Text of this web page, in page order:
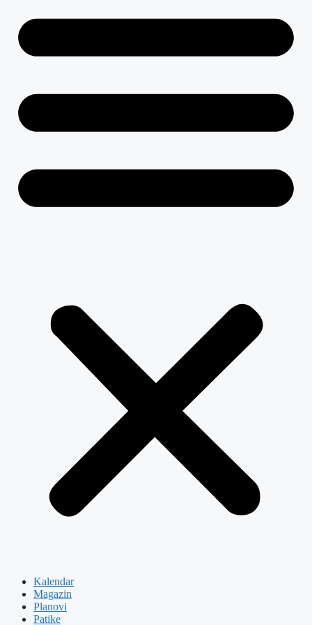
Kalendar
Magazin
Planovi
Patike